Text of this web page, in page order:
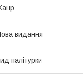
видання
палітурки